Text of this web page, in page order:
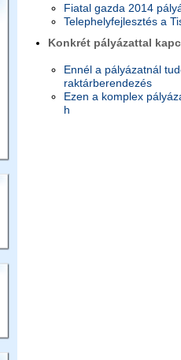
Fiatal gazda 2014
Telephelyfejlesztés a
Konkrét pályázattal
Ennél a pályázatnál
raktárberendezés
Ezen a komplex
h